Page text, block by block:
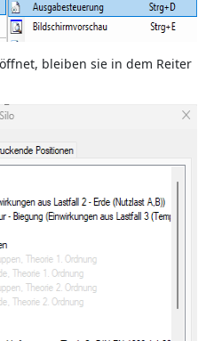
bleiben sie in dem Reiter